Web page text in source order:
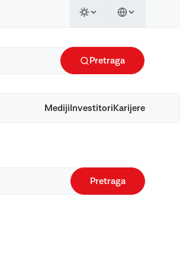
Pretraga
Mediji Investitori Karijere
Pretraga